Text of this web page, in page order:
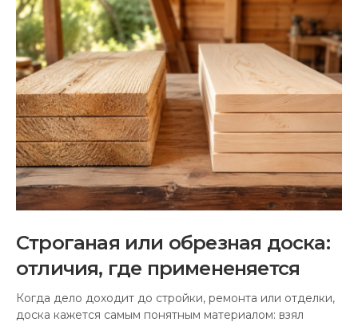
Строганая или обрезная доска:
отличия, где примененяется
Когда дело доходит до стройки, ремонта или отделки,
доска кажется самым понятным материалом: взял